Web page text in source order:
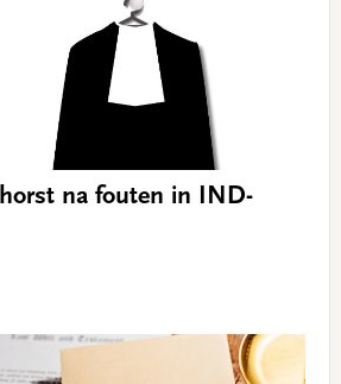
na fouten in IND-